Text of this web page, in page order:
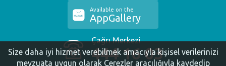
Çağrı Merkezi
444 16 03
Available on the
AppGallery
Size daha iyi hizmet verebilmek amacıyla kişisel verilerinizi
mevzuata uygun olarak Çerezler aracılığıyla kaydedip